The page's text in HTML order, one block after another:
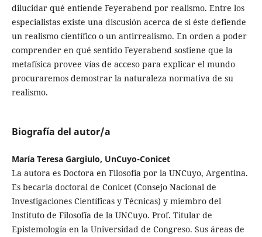
dilucidar qué entiende Feyerabend por realismo. Entre los
especialistas existe una discusión acerca de si éste defiende
un realismo científico o un antirrealismo. En orden a poder
comprender en qué sentido Feyerabend sostiene que la
metafísica provee vías de acceso para explicar el mundo
procuraremos demostrar la naturaleza normativa de su
realismo.
Biografía del autor/a
María Teresa Gargiulo, UnCuyo-Conicet
La autora es Doctora en Filosofía por la UNCuyo, Argentina.
Es becaria doctoral de Conicet (Consejo Nacional de
Investigaciones Científicas y Técnicas) y miembro del
Instituto de Filosofía de la UNCuyo. Prof. Titular de
Epistemología en la Universidad de Congreso. Sus áreas de